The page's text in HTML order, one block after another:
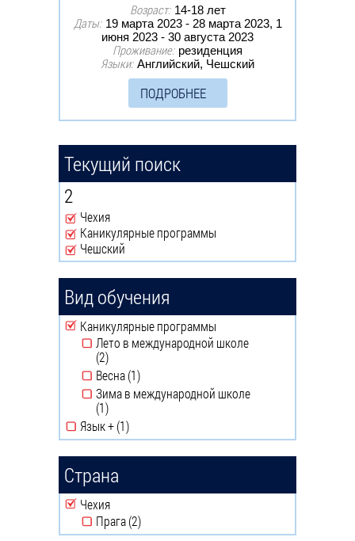
Возраст: 14-18 лет
Даты: 19 марта 2023 - 28 марта 2023, 1
июня 2023 - 30 августа 2023
Проживание: резиденция
Языки: Английский, Чешский
ПОДРОБНЕЕ
Текущий поиск
2
Remove Чехия filter
Чехия
Remove Каникулярные программы filter
Каникулярные программы
Remove Чешский filter
Чешский
Вид обучения
Remove Каникулярные программы filter
Каникулярные программы
Лето в международной школе
(2)
Весна (1)
Зима в международной школе
(1)
Язык + (1)
Страна
Remove Чехия filter
Чехия
Прага (2)